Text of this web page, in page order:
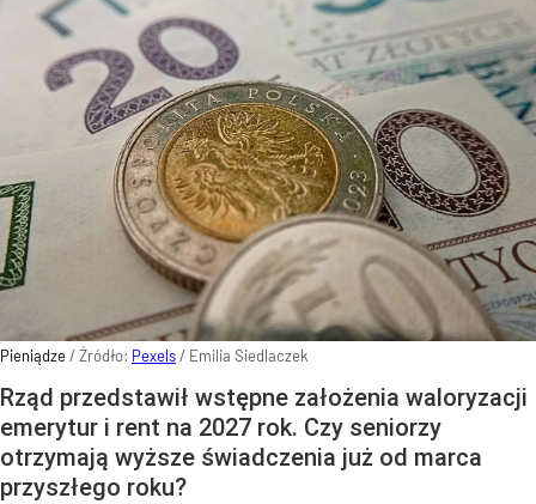
Pieniądze/ Źródło: Pexels/ Emilia Siedlaczek
Rząd przedstawił wstępne założenia waloryzacji
emerytur i rent na 2027 rok. Czy seniorzy
otrzymają wyższe świadczenia już od marca
przyszłego roku?